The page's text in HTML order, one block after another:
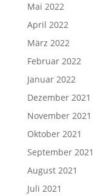
Mai 2022
April 2022
März 2022
Februar 2022
Januar 2022
Dezember 2021
November 2021
Oktober 2021
September 2021
August 2021
Juli 2021